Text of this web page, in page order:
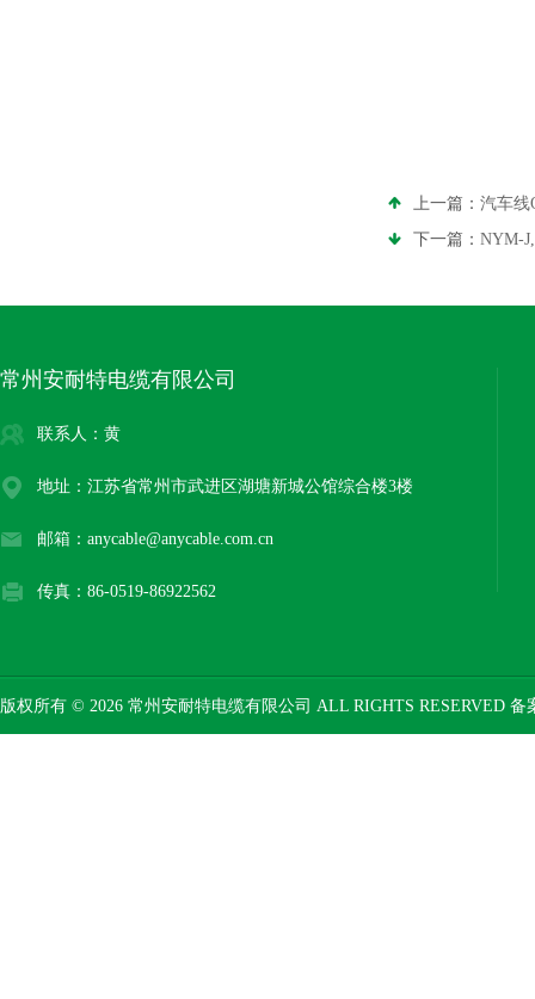
上一篇： 汽车线
下一篇： NYM-
常州安耐特电缆有限公司
联系人：黄
地址：江苏省常州市武进区湖塘新城公馆综合楼3楼
邮箱：anycable@anycable.com.cn
传真：86-0519-86922562
版权所有 © 2026 常州安耐特电缆有限公司 ALL RIGHTS RESERVED 备